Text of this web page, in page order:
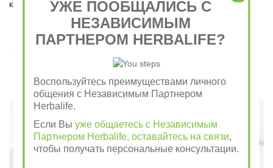
коем случае пропускать нельзя!
Завтрак съешь сам, обед раздели с другом, ужин
Говорили в древности
УЖЕ ПООБЩАЛИСЬ С
НЕЗАВИСИМЫМ
ПАРТНЕРОМ HERBALIFE?
Воспользуйтесь преимуществами личного
общения с Независимым Партнером
Herbalife.
Если Выуже общаетесь с Независимым
Партнером Herbalife, оставайтесь на связи,
чтобы получать персональные консультации.